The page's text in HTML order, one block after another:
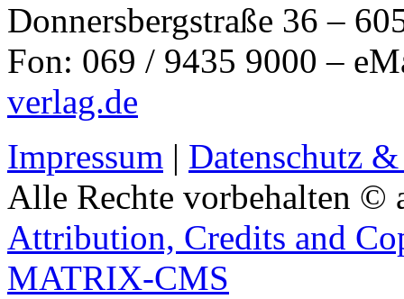
Donnersbergstraße 36 –
Fon: 069 / 9435 9000 –
verlag.de
Impressum | Datenschutz
Alle Rechte vorbehalten ©
Attribution, Credits and
MATRIX-CMS